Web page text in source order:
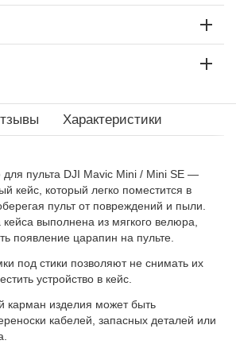
Характеристики
для пульта DJI Mavic Mini / Mini SE —
кейс, который легко поместится в
пульт от повреждений и пыли.
выполнена из мягкого велюра,
появление царапин на пульте.
под стики позволяют не снимать их
устройство в кейс.
карман изделия может быть
кабелей, запасных деталей или